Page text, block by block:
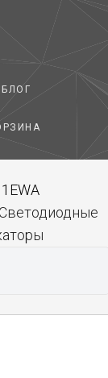
БЛОГ